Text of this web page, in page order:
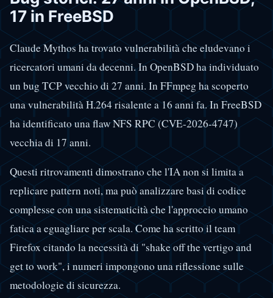
17 in FreeBSD
Claude Mythos ha trovato vulnerabilità che eludevano i
ricercatori umani da decenni. In OpenBSD ha individuato
un bug TCP vecchio di 27 anni. In FFmpeg ha scoperto
una vulnerabilità H.264 risalente a 16 anni fa. In FreeBSD
ha identificato una flaw NFS RPC (CVE-2026-4747)
vecchia di 17 anni.
Questi ritrovamenti dimostrano che l'IA non si limita a
replicare pattern noti, ma può analizzare basi di codice
complesse con una sistematicità che l'approccio umano
fatica a eguagliare per scala. Come ha scritto il team
Firefox citando la necessità di "shake off the vertigo and
get to work", i numeri impongono una riflessione sulle
metodologie di sicurezza.